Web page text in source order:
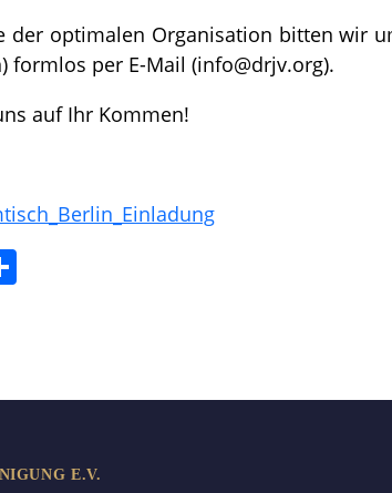
der optimalen Organisation bitten wir
formlos per E-Mail (info@drjv.org).
auf Ihr Kommen!
E.V.